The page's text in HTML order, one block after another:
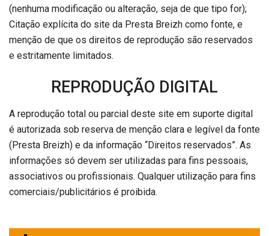
(nenhuma modificação ou alteração, seja de que tipo for);
Citação explícita do site da Presta Breizh como fonte, e
menção de que os direitos de reprodução são reservados
e estritamente limitados.
REPRODUÇÃO DIGITAL
A reprodução total ou parcial deste site em suporte digital
é autorizada sob reserva de menção clara e legível da fonte
(Presta Breizh) e da informação “Direitos reservados”. As
informações só devem ser utilizadas para fins pessoais,
associativos ou profissionais. Qualquer utilização para fins
comerciais/publicitários é proibida.